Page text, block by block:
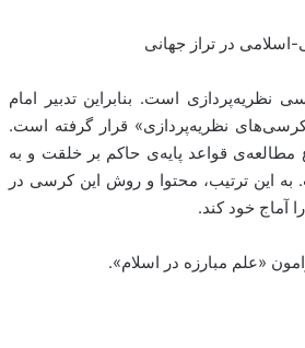
در تراز جهانی
نظریه‌پردازی است. بنابراین تدبیر امام
نظریه‌پردازی» قرار گرفته است.
قواعد پایه‌ی حاکم بر خلقت و به
به این ترتیب، محتوا و روش این کرسی در
آماج خود کند.
«علم مبارزه در اسلام».